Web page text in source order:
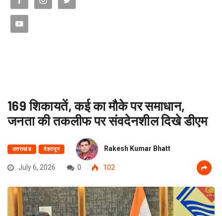
169 शिकायतें, कई का मौके पर समाधान,
जनता की तकलीफ पर संवदेनशील दिखे डीएम
उत्तराखंड देहरादून Rakesh Kumar Bhatt
July 6, 2026 0 102